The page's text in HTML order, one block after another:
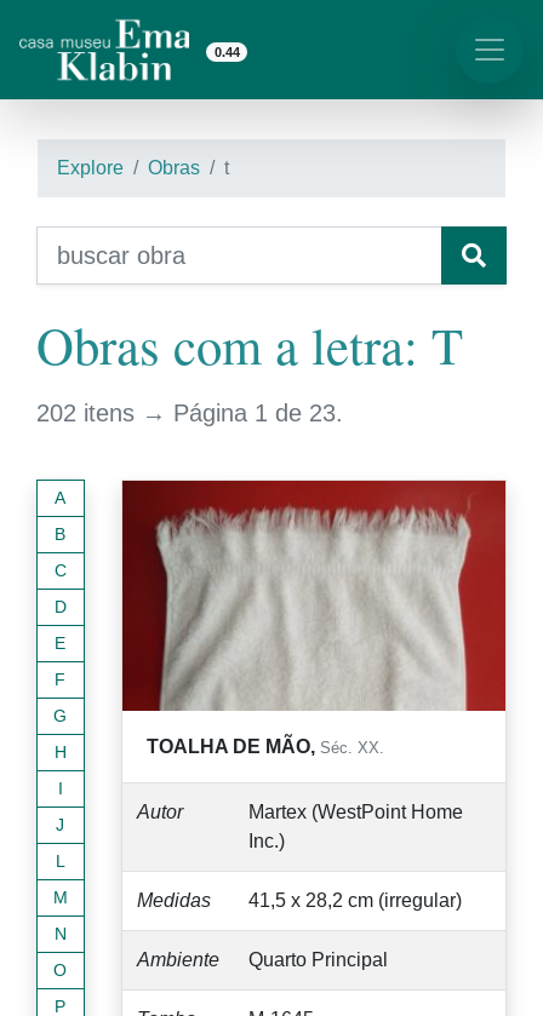
0.44
Explore Obras t
Obras com a letra: T
202 itens → Página 1 de 23.
A
B
C
D
E
F
G
H
I
J
L
M
N
O
P
TOALHA DE MÃO, Séc. XX.
Autor
Martex (WestPoint Home
Inc.)
Medidas 41,5 x 28,2 cm (irregular)
Ambiente Quarto Principal